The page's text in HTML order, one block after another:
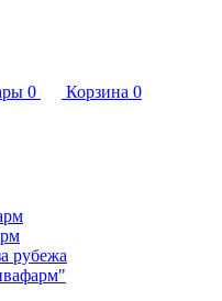
0 Корзина 0
рубежа